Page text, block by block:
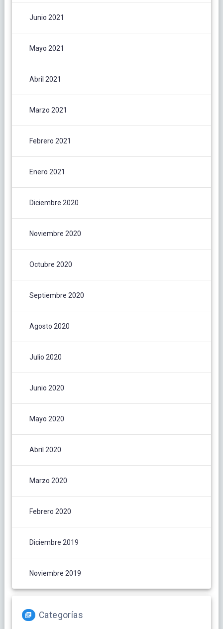
Junio 2021
Mayo 2021
Abril 2021
Marzo 2021
Febrero 2021
Enero 2021
Diciembre 2020
Noviembre 2020
Octubre 2020
Septiembre 2020
Agosto 2020
Julio 2020
Junio 2020
Mayo 2020
Abril 2020
Marzo 2020
Febrero 2020
Diciembre 2019
Noviembre 2019
Categorías